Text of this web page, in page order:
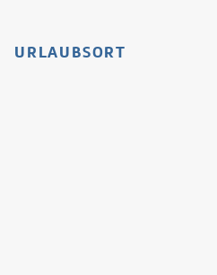
URLAUBSORT